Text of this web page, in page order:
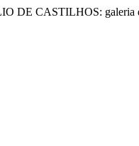
DE CASTILHOS: galeria